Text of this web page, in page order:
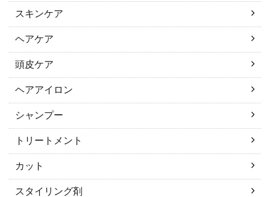
スキンケア
ヘアケア
頭皮ケア
ヘアアイロン
シャンプー
トリートメント
カット
スタイリング剤